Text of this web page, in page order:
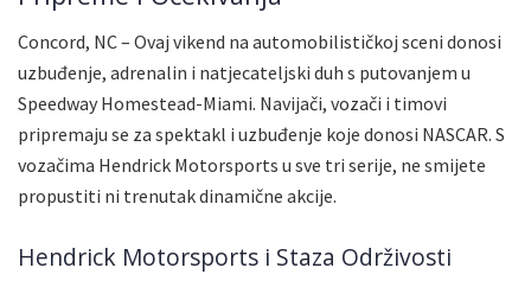
Concord, NC – Ovaj vikend na automobilističkoj sceni donosi
uzbuđenje, adrenalin i natjecateljski duh s putovanjem u
Speedway Homestead-Miami. Navijači, vozači i timovi
pripremaju se za spektakl i uzbuđenje koje donosi NASCAR. S
vozačima Hendrick Motorsports u sve tri serije, ne smijete
propustiti ni trenutak dinamične akcije.
Hendrick Motorsports i Staza Održivosti